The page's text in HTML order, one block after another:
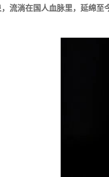
流淌在国人血脉里，延绵至